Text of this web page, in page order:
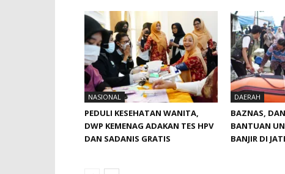
NASIONAL
PEDULI KESEHATAN WANITA,
DWP KEMENAG ADAKAN TES HPV
DAN SADANIS GRATIS
DAERAH
BAZNAS,
BANTUAN
BANJIR DI